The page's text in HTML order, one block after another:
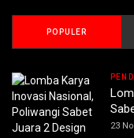
POPULER
23